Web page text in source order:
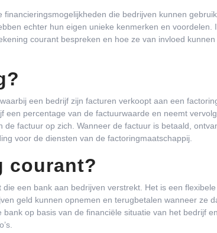
die bedrijven kunnen
echter hun eigen unieke kenmerken en voordelen.
courant bespreken en hoe ze van invloed kunnen
een bedrijf zijn facturen verkoopt aan een
een percentage van de factuurwaarde en neemt
de factuur op zich. Wanneer de factuur is betaald,
voor de diensten van de factoringmaatschappij.
courant?
die een bank aan bedrijven verstrekt. Het is een flexibele
geld kunnen opnemen en terugbetalen wanneer ze
op basis van de financiële situatie van het bedrijf